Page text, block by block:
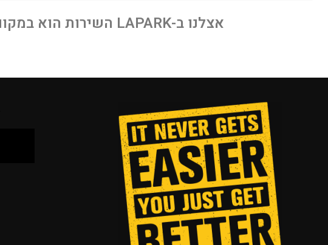
אצלנו ב-LAPARK השירות הוא במקום